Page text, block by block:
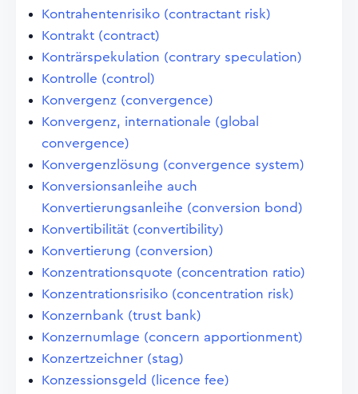
Kontrahentenrisiko (contractant risk)
Kontrakt (contract)
Konträrspekulation (contrary speculation)
Kontrolle (control)
Konvergenz (convergence)
Konvergenz, internationale (global
convergence)
Konvergenzlösung (convergence system)
Konversionsanleihe auch
Konvertierungsanleihe (conversion bond)
Konvertibilität (convertibility)
Konvertierung (conversion)
Konzentrationsquote (concentration ratio)
Konzentrationsrisiko (concentration risk)
Konzernbank (trust bank)
Konzernumlage (concern apportionment)
Konzertzeichner (stag)
Konzessionsgeld (licence fee)